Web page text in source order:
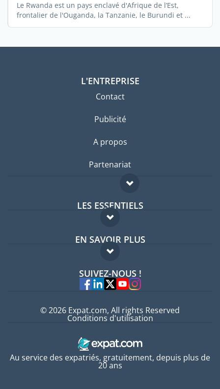
Le Rwanda est un pays enclavé d'Afrique de l’Est,
frontalier de l'Ouganda, la Tanzanie, le Burundi et ...
L'ENTREPRISE
Contact
Publicité
A propos
Partenariat
LES ESSENTIELS
Forum expatriés
Guides pays
EN SAVOIR PLUS
FAQ
Experts
SUIVEZ-NOUS !
Au service des expatriés, gratuitement, depuis plus de
20 ans
© 2026 Expat.com, All rights Reserved
Conditions d'utilisation